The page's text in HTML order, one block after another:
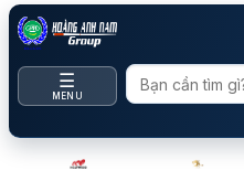
Bỏ
qua
nội
☰
MENU